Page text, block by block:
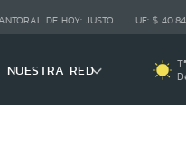
DE HOY: JUSTO UF: $
NUESTRA RED